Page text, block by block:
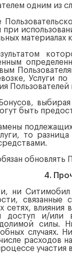
одним из
Услуги
быть
то
4.
ни
сетях,
доступ и/
расходов